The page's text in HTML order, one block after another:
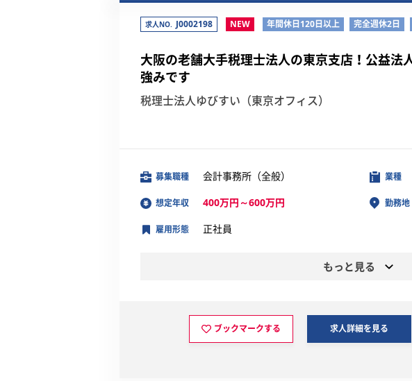
求人NO. J0002198 NEW 年間休日120日以上 完全週休2日
大阪の老舗大手税理士法人の東京支店！公益法
強みです
税理士法人ゆびすい（東京オフィス）
募集職種 会計事務所（全般）
想定年収 400万円～600万円
業種
勤務地
雇用形態 正社員
もっと見る
ブックマークする 求人詳細を見る